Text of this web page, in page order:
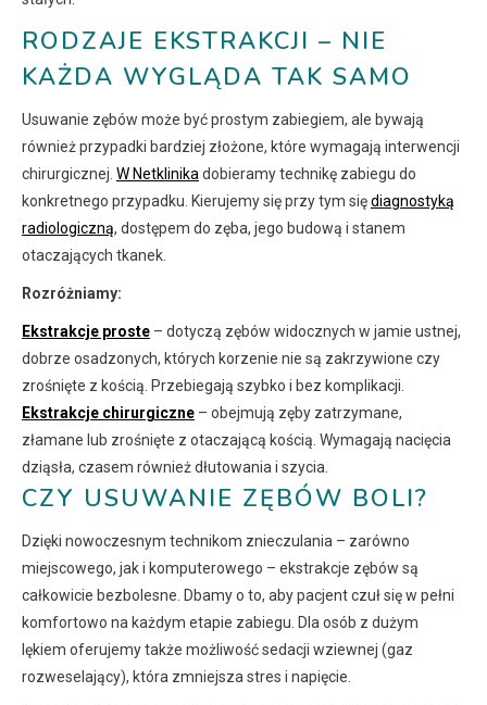
RODZAJE EKSTRAKCJI – NIE
KAŻDA WYGLĄDA TAK SAMO
Usuwanie zębów może być prostym zabiegiem, ale bywają
również przypadki bardziej złożone, które wymagają interwencji
chirurgicznej. W Netklinika dobieramy technikę zabiegu do
konkretnego przypadku. Kierujemy się przy tym siędiagnostyką
radiologiczną, dostępem do zęba, jego budową i stanem
otaczających tkanek.
Rozróżniamy:
Ekstrakcje proste – dotyczą zębów widocznych w jamie ustnej,
dobrze osadzonych, których korzenie nie są zakrzywione czy
zrośnięte z kością. Przebiegają szybko i bez komplikacji.
Ekstrakcje chirurgiczne – obejmują zęby zatrzymane,
złamane lub zrośnięte z otaczającą kością. Wymagają nacięcia
dziąsła, czasem również dłutowania i szycia.
CZY USUWANIE ZĘBÓW BOLI?
Dzięki nowoczesnym technikom znieczulania – zarówno
miejscowego, jak i komputerowego – ekstrakcje zębów są
całkowicie bezbolesne. Dbamy o to, aby pacjent czuł się w pełni
komfortowo na każdym etapie zabiegu. Dla osób z dużym
lękiem oferujemy także możliwość sedacji wziewnej (gaz
rozweselający), która zmniejsza stres i napięcie.